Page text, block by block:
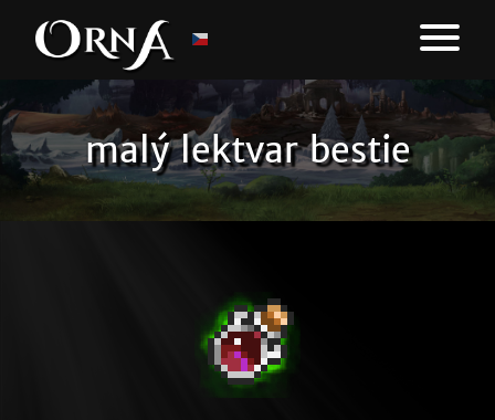
malý lektvar bestie